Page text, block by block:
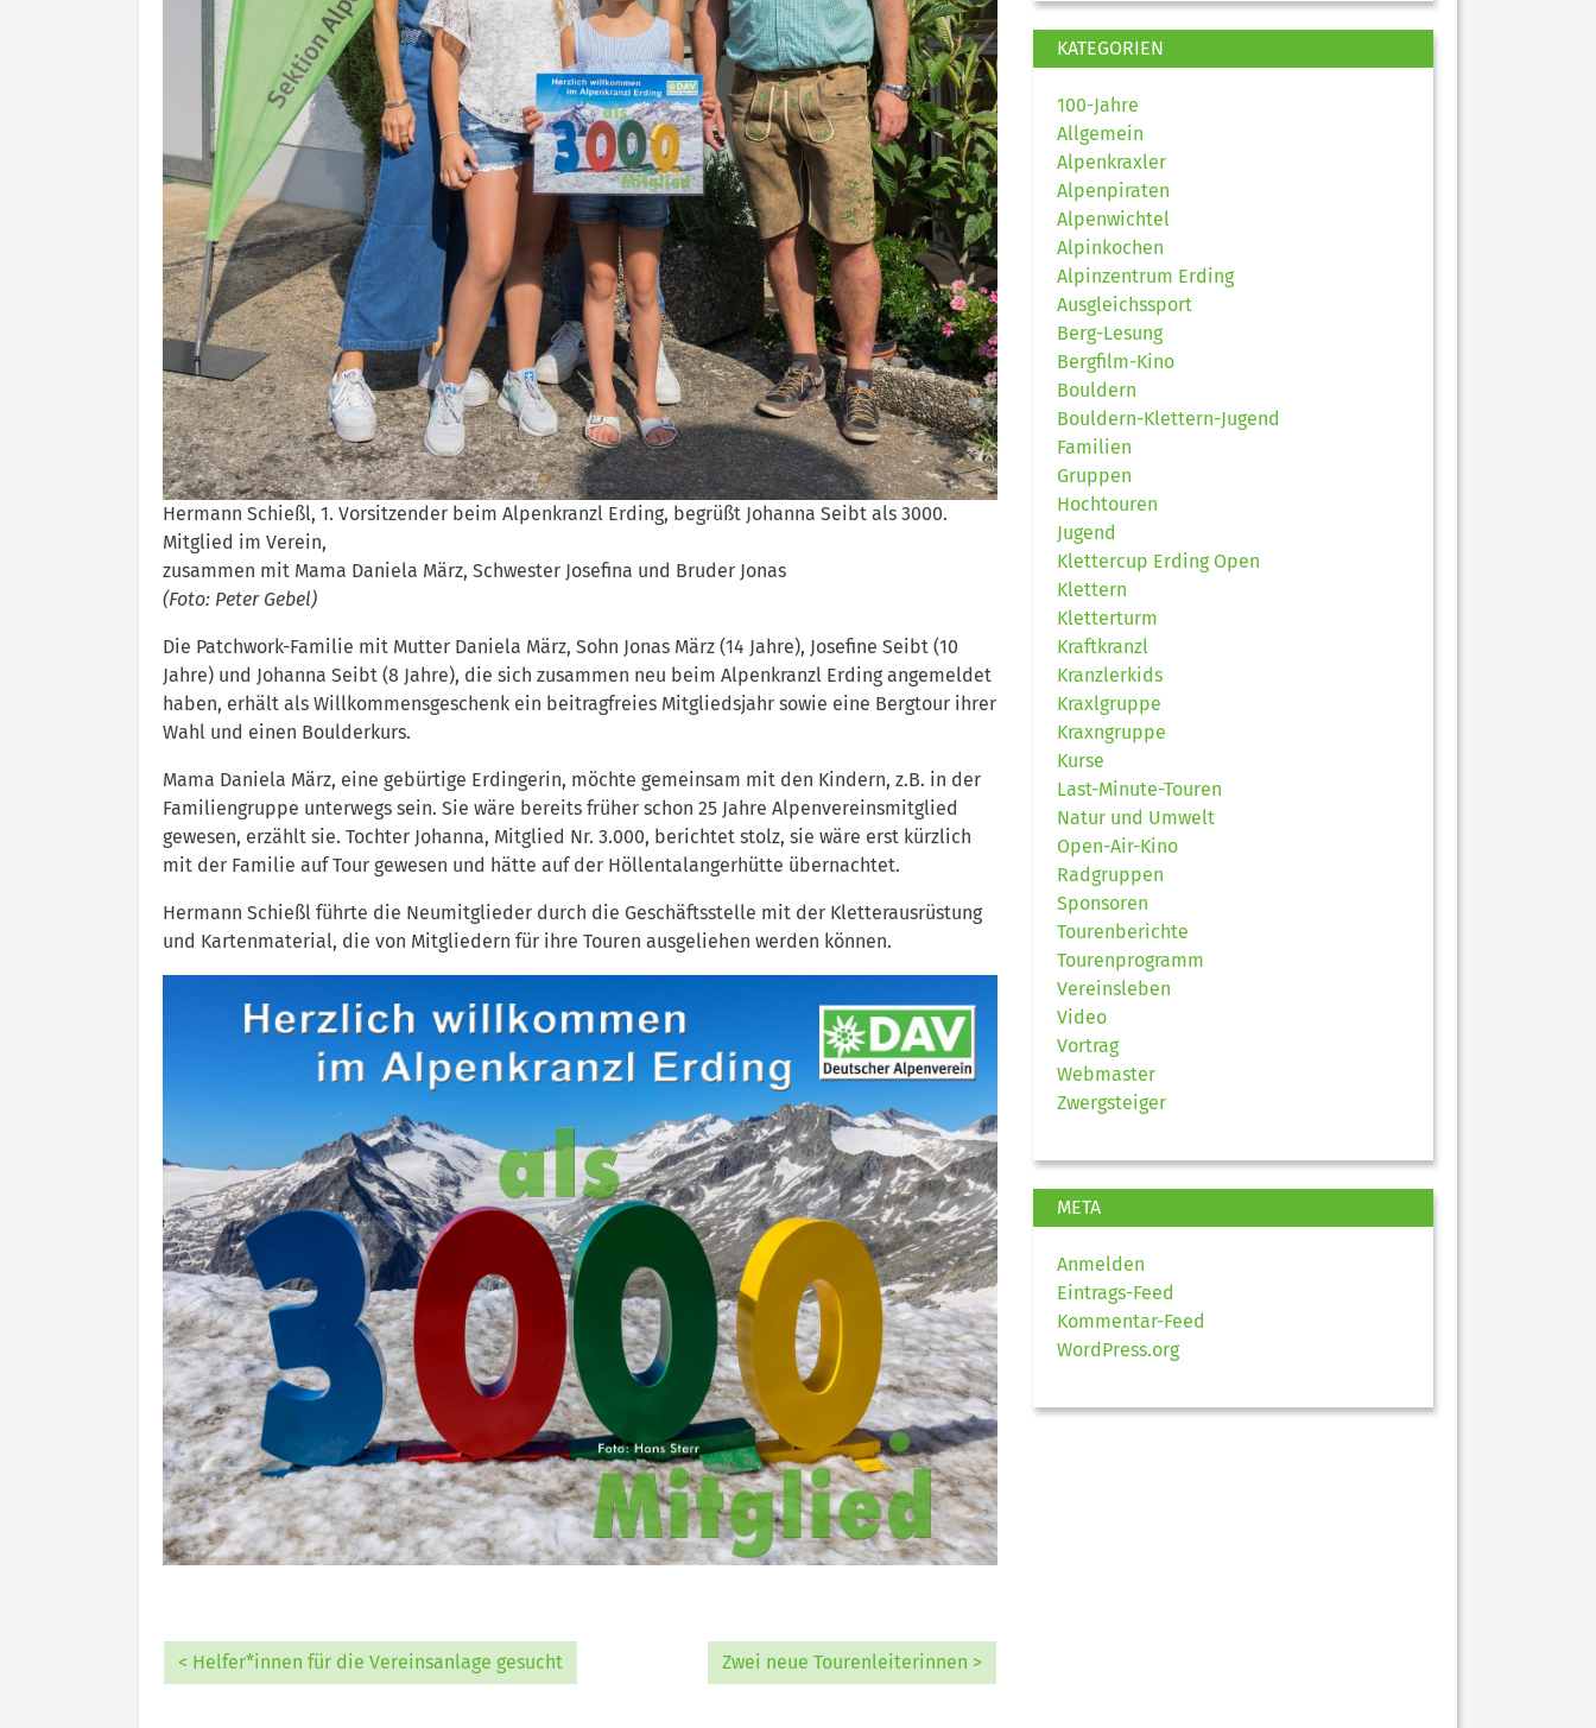
Hermann Schießl, 1. Vorsitzender beim Alpenkranzl Erding, begrüßt Johanna Seibt als 3000.
Mitglied im Verein,
zusammen mit Mama Daniela März, Schwester Josefina und Bruder Jonas
(Foto: Peter Gebel)
Die Patchwork-Familie mit Mutter Daniela März, Sohn Jonas März (14 Jahre), Josefine Seibt (10
Jahre) und Johanna Seibt (8 Jahre), die sich zusammen neu beim Alpenkranzl Erding angemeldet
haben, erhält als Willkommensgeschenk ein beitragfreies Mitgliedsjahr sowie eine Bergtour ihrer
Wahl und einen Boulderkurs.
Mama Daniela März, eine gebürtige Erdingerin, möchte gemeinsam mit den Kindern, z.B. in der
Familiengruppe unterwegs sein. Sie wäre bereits früher schon 25 Jahre Alpenvereinsmitglied
gewesen, erzählt sie. Tochter Johanna, Mitglied Nr. 3.000, berichtet stolz, sie wäre erst kürzlich
mit der Familie auf Tour gewesen und hätte auf der Höllentalangerhütte übernachtet.
Hermann Schießl führte die Neumitglieder durch die Geschäftsstelle mit der Kletterausrüstung
und Kartenmaterial, die von Mitgliedern für ihre Touren ausgeliehen werden können.
< Helfer*innen für die Vereinsanlage gesucht Zwei neue Tourenleiterinnen >
KATEGORIEN
100-Jahre
Allgemein
Alpenkraxler
Alpenpiraten
Alpenwichtel
Alpinkochen
Alpinzentrum Erding
Ausgleichssport
Berg-Lesung
Bergfilm-Kino
Bouldern
Bouldern-Klettern-Jugend
Familien
Gruppen
Hochtouren
Jugend
Klettercup Erding Open
Klettern
Kletterturm
Kraftkranzl
Kranzlerkids
Kraxlgruppe
Kraxngruppe
Kurse
Last-Minute-Touren
Natur und Umwelt
Open-Air-Kino
Radgruppen
Sponsoren
Tourenberichte
Tourenprogramm
Vereinsleben
Video
Vortrag
Webmaster
Zwergsteiger
META
Anmelden
Eintrags-Feed
Kommentar-Feed
WordPress.org